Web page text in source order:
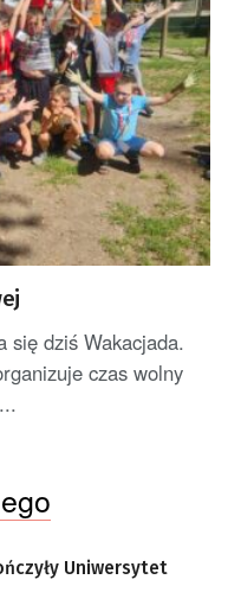
się dziś Wakacjada.
czas wolny
Uniwersytet